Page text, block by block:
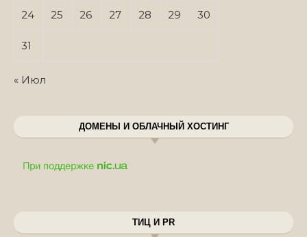
24 25 26 27 28 29 30
31
« Июл
ДОМЕНЫ И ОБЛАЧНЫЙ ХОСТИНГ
ТИЦ И PR